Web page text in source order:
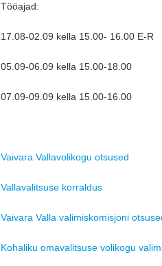
Tööajad:
17.08-02.09 kella 15.00- 16.00 E-R
05.09-06.09 kella 15.00-18.00
07.09-09.09 kella 15.00-16.00
Vaivara Vallavolikogu otsused
Vallavalitsuse korraldus
Vaivara Valla valimiskomisjoni
Kohaliku omavalitsuse volikogu